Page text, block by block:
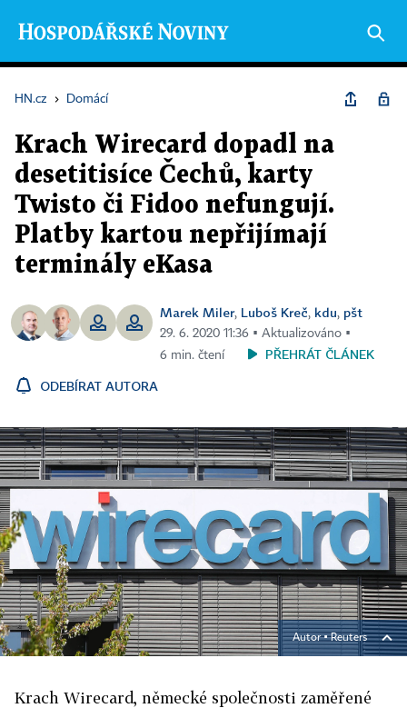
HN.cz › Domácí
Krach Wirecard dopadl na
desetitisíce Čechů, karty
Twisto či Fidoo nefungují.
Platby kartou nepřijímají
terminály eKasa
Marek Miler, Luboš Kreč, kdu, pšt
29. 6. 2020 11:36 ▪ Aktualizováno ▪
6 min. čtení
PŘEHRÁT ČLÁNEK
ODEBÍRAT AUTORA
Autor ▪Reuters
Krach Wirecard, německé společnosti zaměřené